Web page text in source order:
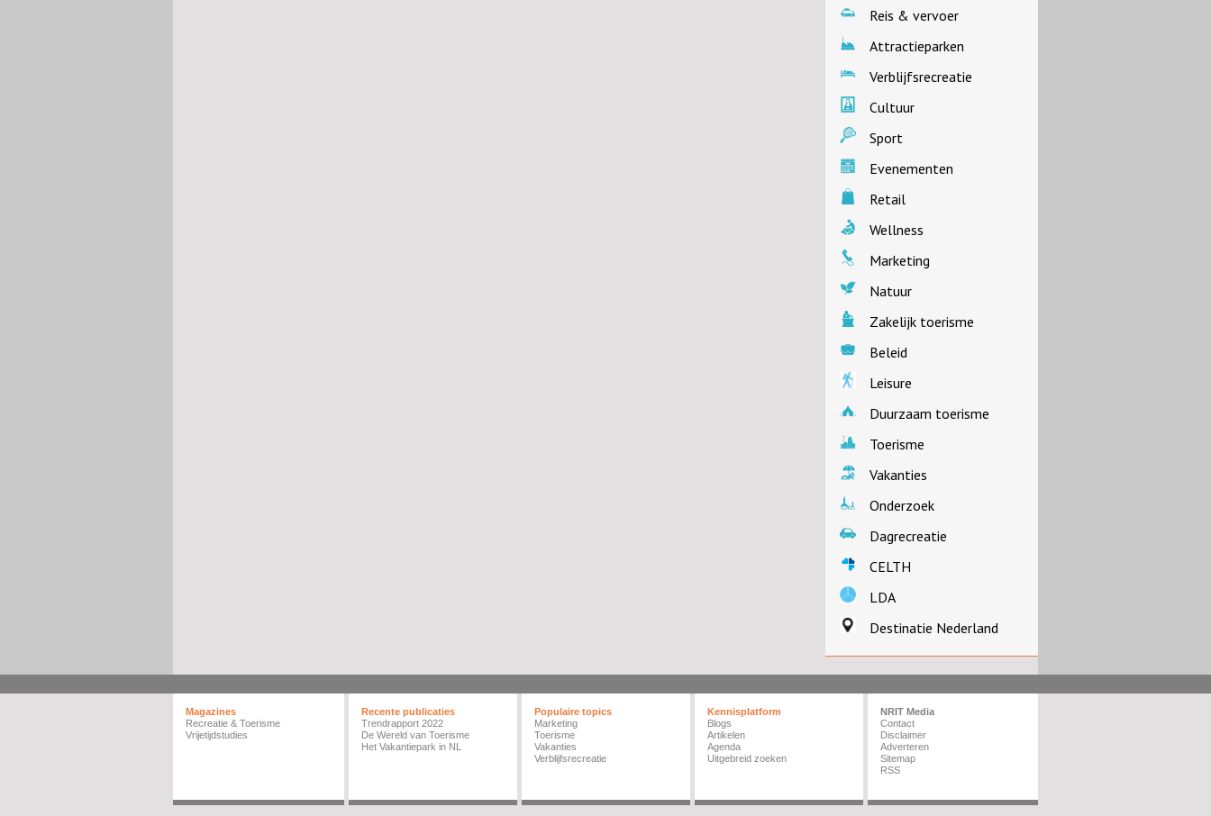
Reis & vervoer
Attractieparken
Verblijfsrecreatie
Cultuur
Sport
Evenementen
Retail
Wellness
Marketing
Natuur
Zakelijk toerisme
Beleid
Leisure
Duurzaam toerisme
Toerisme
Vakanties
Onderzoek
Dagrecreatie
CELTH
LDA
Destinatie Nederland
Magazines
Recreatie & Toerisme
Vrijetijdstudies
Recente publicaties
Trendrapport 2022
De Wereld van Toerisme
Het Vakantiepark in NL
Populaire topics
Marketing
Toerisme
Vakanties
Verblijfsrecreatie
Kennisplatform
Blogs
Artikelen
Agenda
Uitgebreid zoeken
NRIT Media
Contact
Disclaimer
Adverteren
Sitemap
RSS